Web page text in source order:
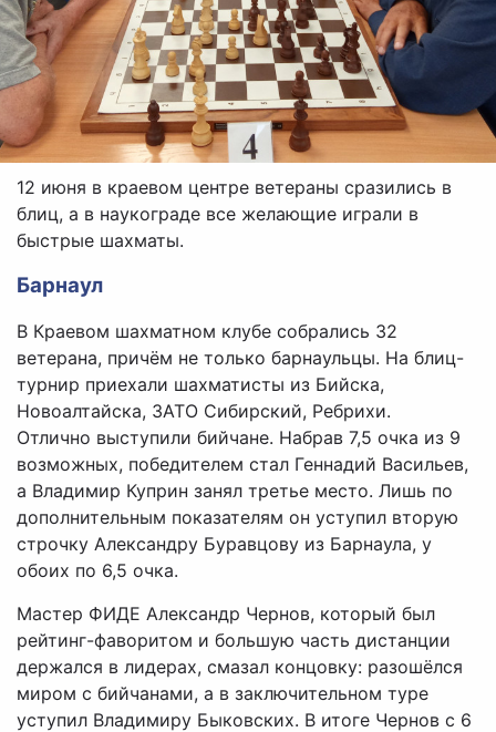
12 июня в краевом центре ветераны сразились в
блиц, а в наукограде все желающие играли в
быстрые шахматы.
Барнаул
В Краевом шахматном клубе собрались 32
ветерана, причём не только барнаульцы. На блиц-
турнир приехали шахматисты из Бийска,
Новоалтайска, ЗАТО Сибирский, Ребрихи.
Отлично выступили бийчане. Набрав 7,5 очка из 9
возможных, победителем стал Геннадий Васильев,
а Владимир Куприн занял третье место. Лишь по
дополнительным показателям он уступил вторую
строчку Александру Буравцову из Барнаула, у
обоих по 6,5 очка.
Мастер ФИДЕ Александр Чернов, который был
рейтинг-фаворитом и большую часть дистанции
держался в лидерах, смазал концовку: разошёлся
миром с бийчанами, а в заключительном туре
уступил Владимиру Быковских. В итоге Чернов с 6